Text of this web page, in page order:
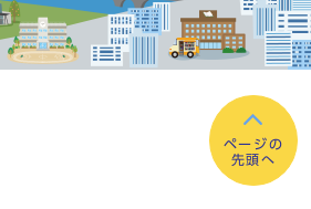
ページの
先頭へ